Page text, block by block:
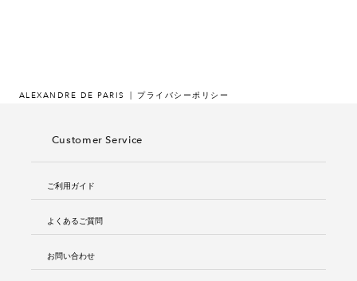
ALEXANDRE DE PARIS プライバシーポリシー
Customer Service
ご利用ガイド
よくあるご質問
お問い合わせ